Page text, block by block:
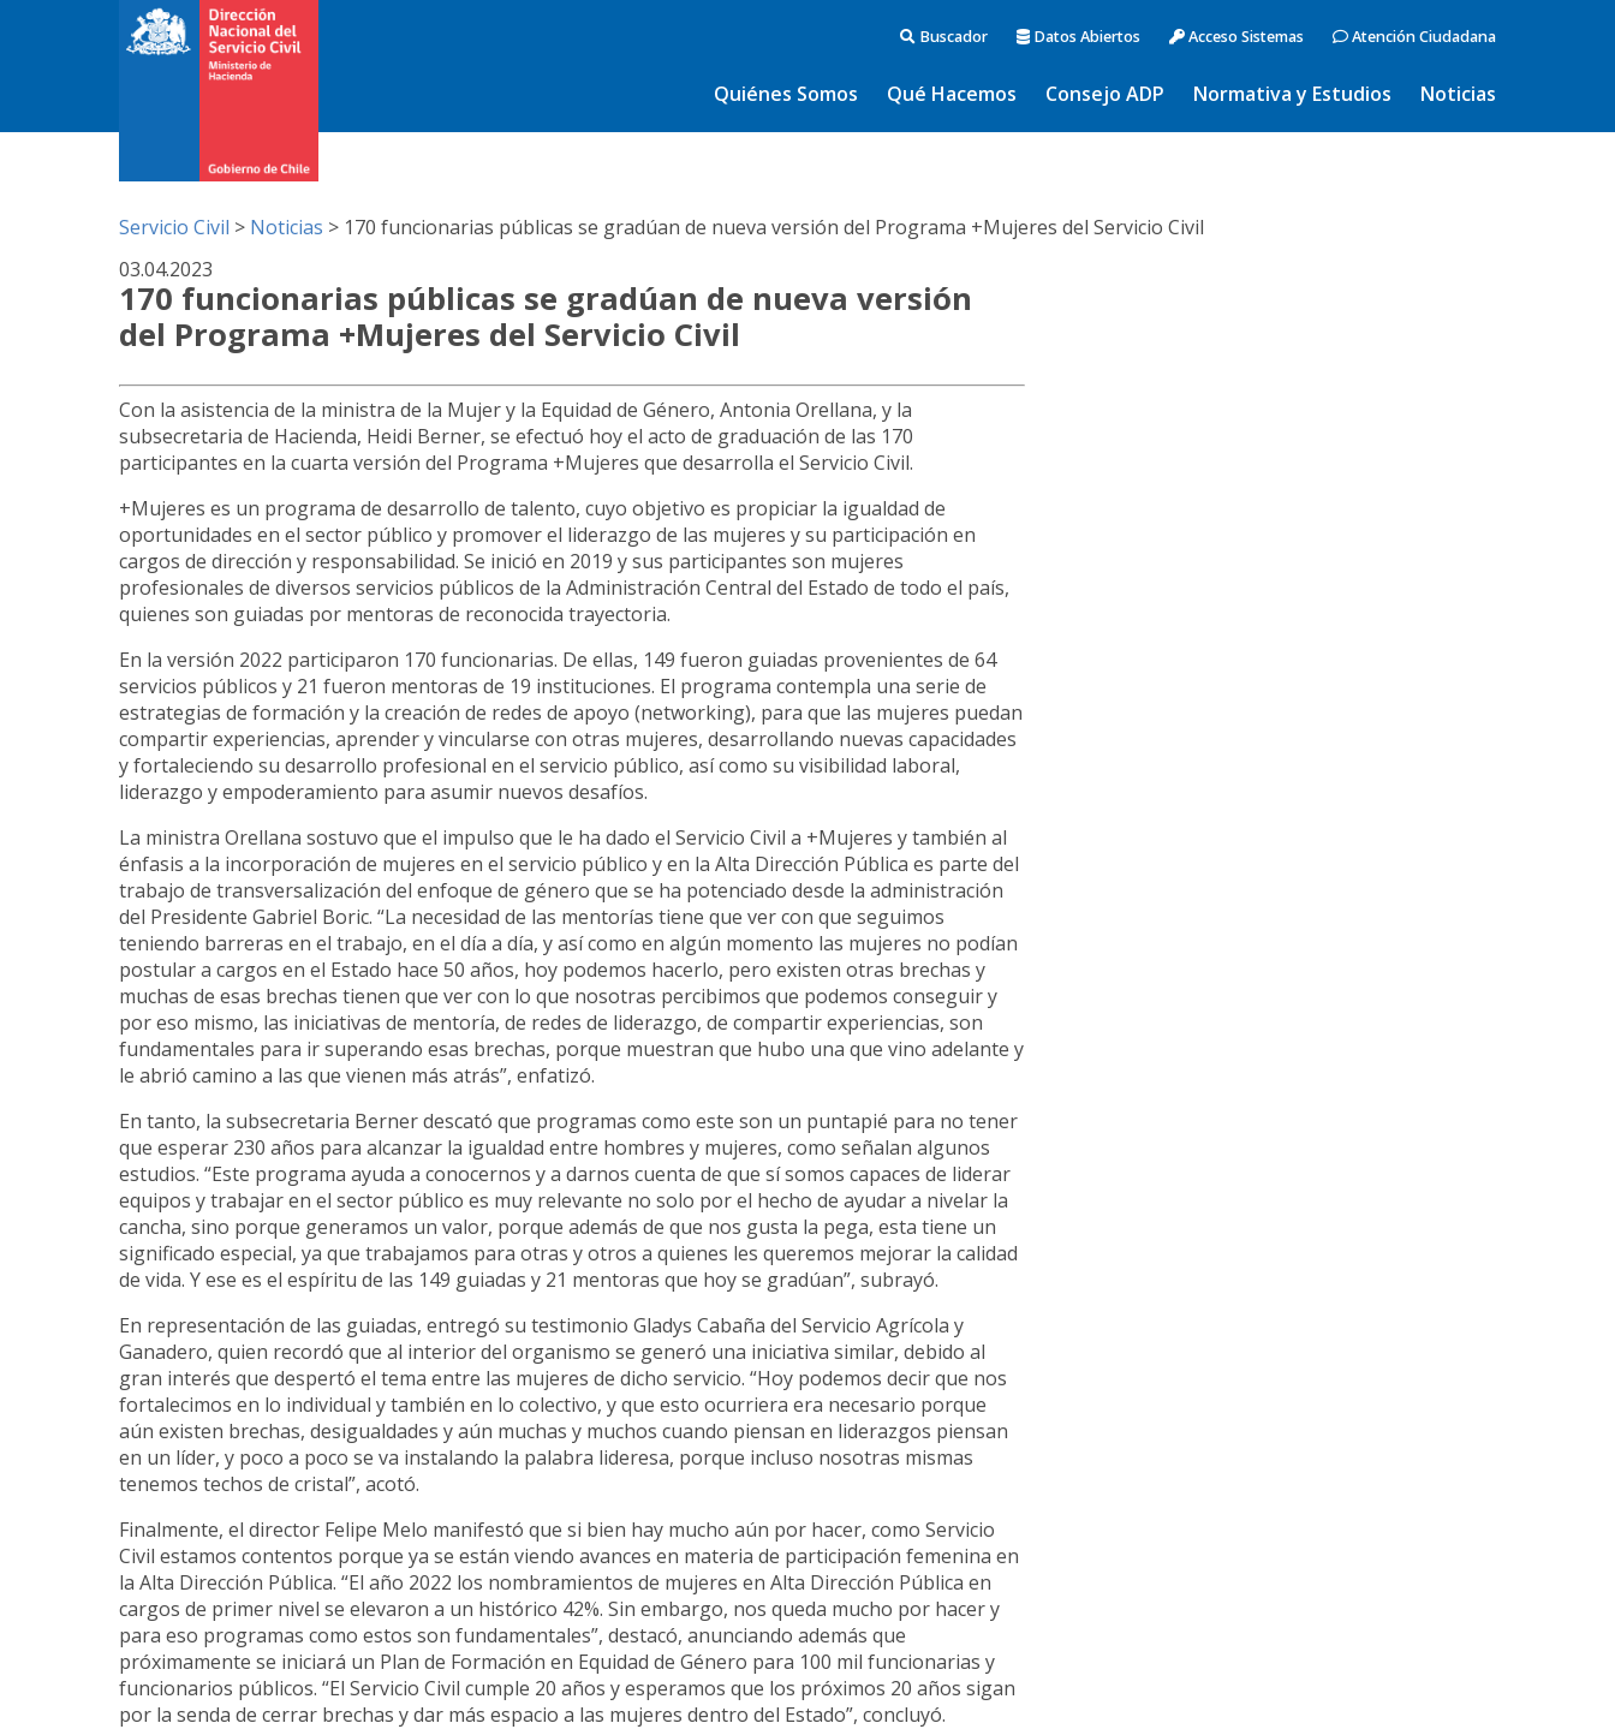
Buscador Datos Abiertos Acceso Sistemas Atención Ciudadana
Quiénes Somos Qué Hacemos Consejo ADP Normativa y Estudios Noticias
Servicio Civil > Noticias > 170 funcionarias públicas se gradúan de nueva versión del Programa +Mujeres del Servicio Civil
03.04.2023
170 funcionarias públicas se gradúan de nueva versión
del Programa +Mujeres del Servicio Civil
Con la asistencia de la ministra de la Mujer y la Equidad de Género, Antonia Orellana, y la
subsecretaria de Hacienda, Heidi Berner, se efectuó hoy el acto de graduación de las 170
participantes en la cuarta versión del Programa +Mujeres que desarrolla el Servicio Civil.
+Mujeres es un programa de desarrollo de talento, cuyo objetivo es propiciar la igualdad de
oportunidades en el sector público y promover el liderazgo de las mujeres y su participación en
cargos de dirección y responsabilidad. Se inició en 2019 y sus participantes son mujeres
profesionales de diversos servicios públicos de la Administración Central del Estado de todo el país,
quienes son guiadas por mentoras de reconocida trayectoria.
En la versión 2022 participaron 170 funcionarias. De ellas, 149 fueron guiadas provenientes de 64
servicios públicos y 21 fueron mentoras de 19 instituciones. El programa contempla una serie de
estrategias de formación y la creación de redes de apoyo (networking), para que las mujeres puedan
compartir experiencias, aprender y vincularse con otras mujeres, desarrollando nuevas capacidades
y fortaleciendo su desarrollo profesional en el servicio público, así como su visibilidad laboral,
liderazgo y empoderamiento para asumir nuevos desafíos.
La ministra Orellana sostuvo que el impulso que le ha dado el Servicio Civil a +Mujeres y también al
énfasis a la incorporación de mujeres en el servicio público y en la Alta Dirección Pública es parte del
trabajo de transversalización del enfoque de género que se ha potenciado desde la administración
del Presidente Gabriel Boric. “La necesidad de las mentorías tiene que ver con que seguimos
teniendo barreras en el trabajo, en el día a día, y así como en algún momento las mujeres no podían
postular a cargos en el Estado hace 50 años, hoy podemos hacerlo, pero existen otras brechas y
muchas de esas brechas tienen que ver con lo que nosotras percibimos que podemos conseguir y
por eso mismo, las iniciativas de mentoría, de redes de liderazgo, de compartir experiencias, son
fundamentales para ir superando esas brechas, porque muestran que hubo una que vino adelante y
le abrió camino a las que vienen más atrás”, enfatizó.
En tanto, la subsecretaria Berner descató que programas como este son un puntapié para no tener
que esperar 230 años para alcanzar la igualdad entre hombres y mujeres, como señalan algunos
estudios. “Este programa ayuda a conocernos y a darnos cuenta de que sí somos capaces de liderar
equipos y trabajar en el sector público es muy relevante no solo por el hecho de ayudar a nivelar la
cancha, sino porque generamos un valor, porque además de que nos gusta la pega, esta tiene un
significado especial, ya que trabajamos para otras y otros a quienes les queremos mejorar la calidad
de vida. Y ese es el espíritu de las 149 guiadas y 21 mentoras que hoy se gradúan”, subrayó.
En representación de las guiadas, entregó su testimonio Gladys Cabaña del Servicio Agrícola y
Ganadero, quien recordó que al interior del organismo se generó una iniciativa similar, debido al
gran interés que despertó el tema entre las mujeres de dicho servicio. “Hoy podemos decir que nos
fortalecimos en lo individual y también en lo colectivo, y que esto ocurriera era necesario porque
aún existen brechas, desigualdades y aún muchas y muchos cuando piensan en liderazgos piensan
en un líder, y poco a poco se va instalando la palabra lideresa, porque incluso nosotras mismas
tenemos techos de cristal”, acotó.
Finalmente, el director Felipe Melo manifestó que si bien hay mucho aún por hacer, como Servicio
Civil estamos contentos porque ya se están viendo avances en materia de participación femenina en
la Alta Dirección Pública. “El año 2022 los nombramientos de mujeres en Alta Dirección Pública en
cargos de primer nivel se elevaron a un histórico 42%. Sin embargo, nos queda mucho por hacer y
para eso programas como estos son fundamentales”, destacó, anunciando además que
próximamente se iniciará un Plan de Formación en Equidad de Género para 100 mil funcionarias y
funcionarios públicos. “El Servicio Civil cumple 20 años y esperamos que los próximos 20 años sigan
por la senda de cerrar brechas y dar más espacio a las mujeres dentro del Estado”, concluyó.